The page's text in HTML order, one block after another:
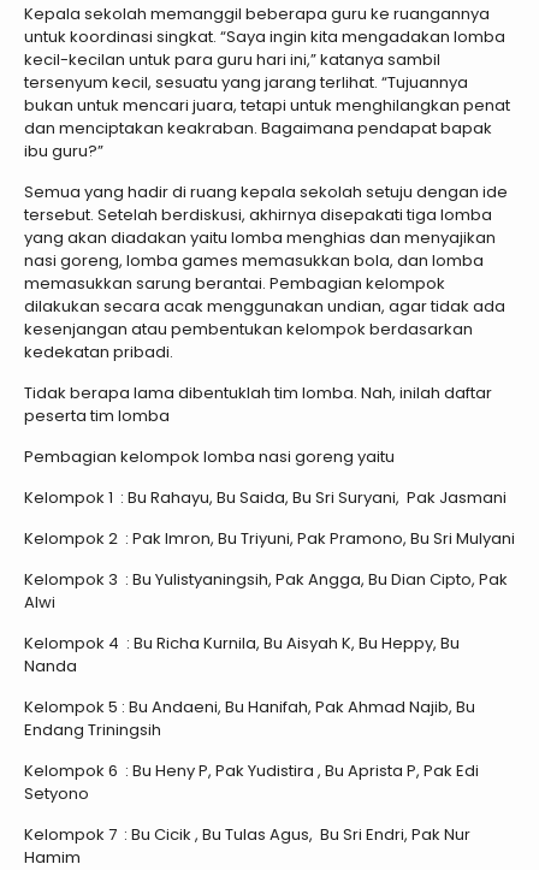
Kepala sekolah memanggil beberapa guru ke ruangannya
untuk koordinasi singkat. “Saya ingin kita mengadakan lomba
kecil-kecilan untuk para guru hari ini,” katanya sambil
tersenyum kecil, sesuatu yang jarang terlihat. “Tujuannya
bukan untuk mencari juara, tetapi untuk menghilangkan penat
dan menciptakan keakraban. Bagaimana pendapat bapak
ibu guru?”
Semua yang hadir di ruang kepala sekolah setuju dengan ide
tersebut. Setelah berdiskusi, akhirnya disepakati tiga lomba
yang akan diadakan yaitu lomba menghias dan menyajikan
nasi goreng, lomba games memasukkan bola, dan lomba
memasukkan sarung berantai. Pembagian kelompok
dilakukan secara acak menggunakan undian, agar tidak ada
kesenjangan atau pembentukan kelompok berdasarkan
kedekatan pribadi.
Tidak berapa lama dibentuklah tim lomba. Nah, inilah daftar
peserta tim lomba
Pembagian kelompok lomba nasi goreng yaitu
Kelompok 1 : Bu Rahayu, Bu Saida, Bu Sri Suryani, Pak Jasmani
Kelompok 2 : Pak Imron, Bu Triyuni, Pak Pramono, Bu Sri Mulyani
Kelompok 3 : Bu Yulistyaningsih, Pak Angga, Bu Dian Cipto, Pak
Alwi
Kelompok 4 : Bu Richa Kurnila, Bu Aisyah K, Bu Heppy, Bu
Nanda
Kelompok 5 : Bu Andaeni, Bu Hanifah, Pak Ahmad Najib, Bu
Endang Triningsih
Kelompok 6 : Bu Heny P, Pak Yudistira , Bu Aprista P, Pak Edi
Setyono
Kelompok 7 : Bu Cicik , Bu Tulas Agus, Bu Sri Endri, Pak Nur
Hamim